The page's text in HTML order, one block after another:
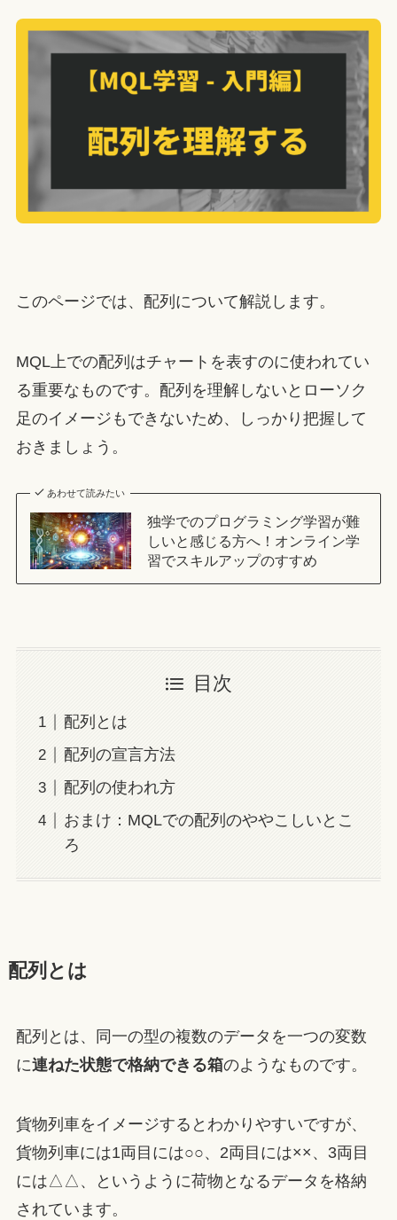
このページでは、配列について解説します。
MQL上での配列はチャートを表すのに使われてい
る重要なものです。配列を理解しないとローソク
足のイメージもできないため、しっかり把握して
おきましょう。
あわせて読みたい
独学でのプログラミング学習が難
しいと感じる方へ！オンライン学
習でスキルアップのすすめ
目次
配列とは
配列の宣言方法
配列の使われ方
おまけ：MQLでの配列のややこしいとこ
ろ
配列とは
配列とは、同一の型の複数のデータを一つの変数
に連ねた状態で格納できる箱のようなものです。
貨物列車をイメージするとわかりやすいですが、
貨物列車には1両目には○○、2両目には××、3両目
には△△、というように荷物となるデータを格納
されています。